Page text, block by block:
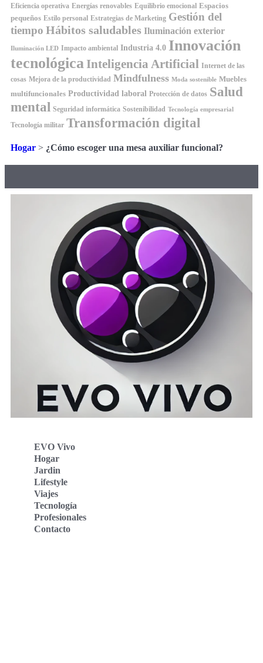
Eficiencia operativa Energías renovables Equilibrio emocional Espacios
pequeños Estilo personal Estrategias de Marketing Gestión del
tiempo Hábitos saludables Iluminación exterior
Iluminación LED Impacto ambiental Industria 4.0 Innovación
tecnológica Inteligencia Artificial Internet de las
cosas Mejora de la productividad Mindfulness Moda sostenible Muebles
multifuncionales Productividad laboral Protección de datos Salud
mental Seguridad informática Sostenibilidad Tecnología empresarial
Tecnología militar Transformación digital
Hogar > ¿Cómo escoger una mesa auxiliar funcional?
EVO Vivo
Hogar
Jardin
Lifestyle
Viajes
Tecnología
Profesionales
Contacto